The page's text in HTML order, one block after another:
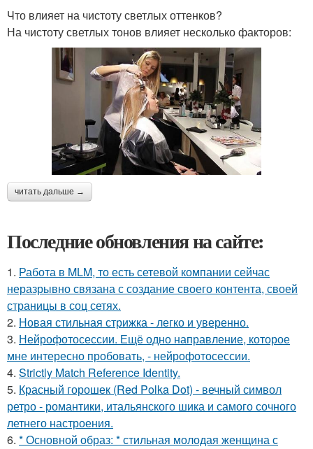
Что влияет на чистоту светлых оттенков?
На чистоту светлых тонов влияет несколько факторов:
читать дальше →
Последние обновления на сайте:
1. Работа в MLM, то есть сетевой компании сейчас
неразрывно связана с создание своего контента, своей
страницы в соц сетях.
2. Новая стильная стрижка - легко и уверенно.
3. Нейрофотосессии. Ещё одно направление, которое
мне интересно пробовать, - нейрофотосессии.
4. Strictly Match Reference Identity.
5. Красный горошек (Red Polka Dot) - вечный символ
ретро - романтики, итальянского шика и самого сочного
летнего настроения.
6. * Основной образ: * стильная молодая женщина с